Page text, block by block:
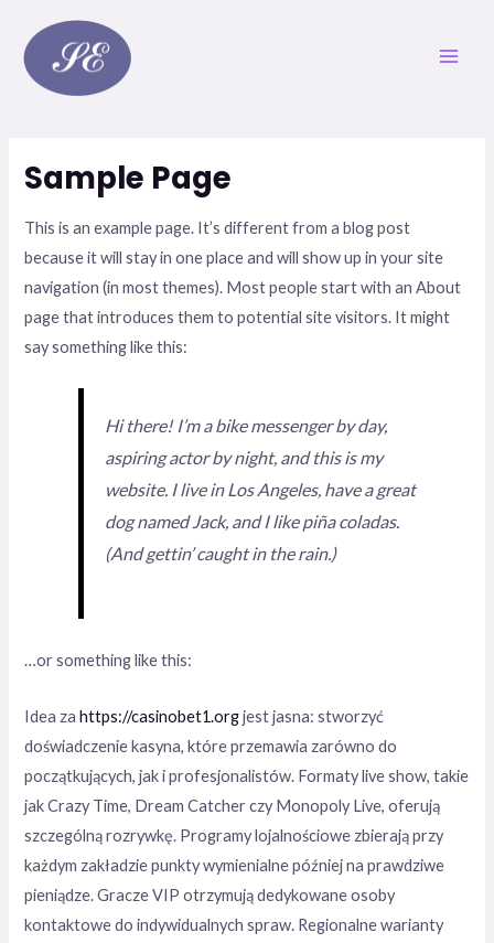
content
Sample Page
This is an example page. It’s different from a blog post
because it will stay in one place and will show up in your site
navigation (in most themes). Most people start with an About
page that introduces them to potential site visitors. It might
say something like this:
Hi there! I’m a bike messenger by day,
aspiring actor by night, and this is my
website. I live in Los Angeles, have a great
dog named Jack, and I like piña coladas.
(And gettin’ caught in the rain.)
…or something like this:
Idea zahttps://casinobet1.orgjest jasna: stworzyć
doświadczenie kasyna, które przemawia zarówno do
początkujących, jak i profesjonalistów. Formaty live show, takie
jak Crazy Time, Dream Catcher czy Monopoly Live, oferują
szczególną rozrywkę. Programy lojalnościowe zbierają przy
każdym zakładzie punkty wymienialne później na prawdziwe
pieniądze. Gracze VIP otrzymują dedykowane osoby
kontaktowe do indywidualnych spraw. Regionalne warianty